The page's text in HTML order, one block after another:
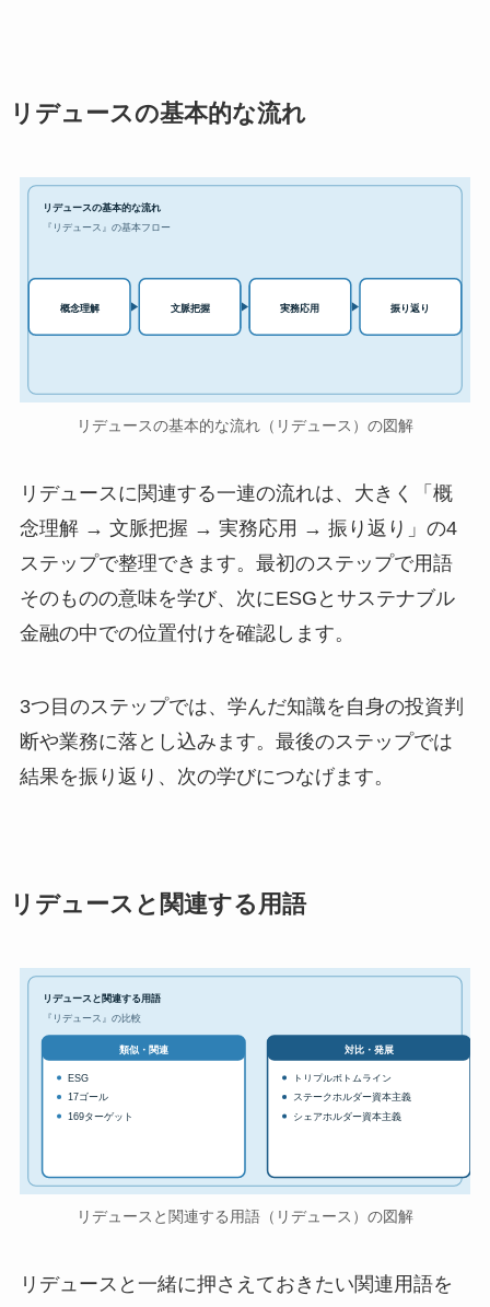
リデュースの基本的な流れ
リデュースの基本的な流れ
『リデュース』の基本フロー
概念理解 文脈把握 実務応用 振り返り
リデュースの基本的な流れ（リデュース）の図解
リデュースに関連する一連の流れは、大きく「概
念理解 → 文脈把握 → 実務応用 → 振り返り」の4
ステップで整理できます。最初のステップで用語
そのものの意味を学び、次にESGとサステナブル
金融の中での位置付けを確認します。
3つ目のステップでは、学んだ知識を自身の投資判
断や業務に落とし込みます。最後のステップでは
結果を振り返り、次の学びにつなげます。
リデュースと関連する用語
リデュースと関連する用語
『リデュース』の比較
類似・関連
ESG
17ゴール
169ターゲット
対比・発展
トリプルボトムライン
ステークホルダー資本主義
シェアホルダー資本主義
リデュースと関連する用語（リデュース）の図解
リデュースと一緒に押さえておきたい関連用語を